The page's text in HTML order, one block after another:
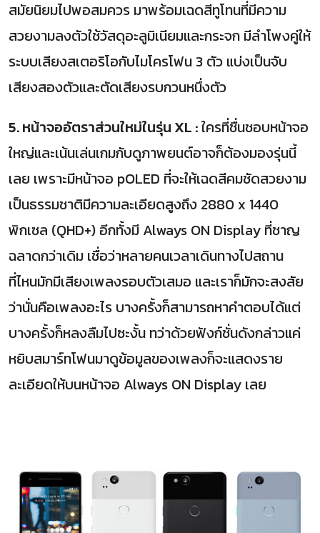
สมัยนิยมไปพอสมควร มาพร้อมเฉดสีทูโทนที่มีความ
สวยงามลงตัวใช้วัสดุอะลูมิเนียมและกระจก มีลำโพงคู่ให้
ระบบเสียงสเตอริโอกับไมโครโฟน 3 ตัว แบ่งเป็นจับ
เสียงสองตัวและตัดเสียงรบกวนหนึ่งตัว
5. หน้าจออัตราส่วนใหม่ในรุ่น XL :ใครที่ชื่นชอบหน้าจอ
ใหญ่และเน้นเล่นเกมกับดูภาพยนต์อาจก็ต้องมองรุ่นนี้
เลย เพราะมีหน้าจอ pOLED ที่จะให้เฉดสีคมชัดสวยงาม
เป็นธรรมชาติมีความละเอียดสูงถึง 2880 x 1440
พิกเซล (QHD+) อีกทั้งมี Always ON Display ที่ชาญ
ฉลาดกว่าเดิม เชื่อว่าหลายคนเวลาเดินทางไปสถาน
ที่ไหนมักมีเสียงเพลงรอบตัวเสมอ และเราก็มักจะสงสัย
ว่านั่นคือเพลงอะไร บางครั้งก็สามารถหาคำตอบได้แต่
บางครั้งก็หลงลืมไปซะงั้น ทว่าด้วยฟังก์ชั่นดังกล่าวแค่
หยิบสมาร์ทโฟนมาดูข้อมูลของเพลงก็จะแสดงราย
ละเอียดให้บนหน้าจอ Always ON Display เลย